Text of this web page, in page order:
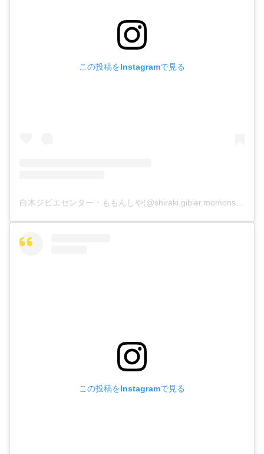
この投稿をInstagramで見る
白木ジビエセンター・ももんしや(@shiraki.gibier.momonshiya)がシェアした投稿
この投稿をInstagramで見る